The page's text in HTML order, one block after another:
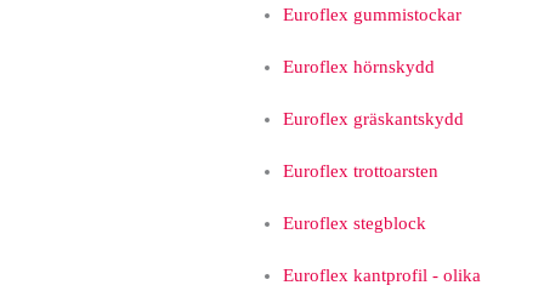
Euroflex gummistockar
Euroflex hörnskydd
Euroflex gräskantskydd
Euroflex trottoarsten
Euroflex stegblock
Euroflex kantprofil - olika